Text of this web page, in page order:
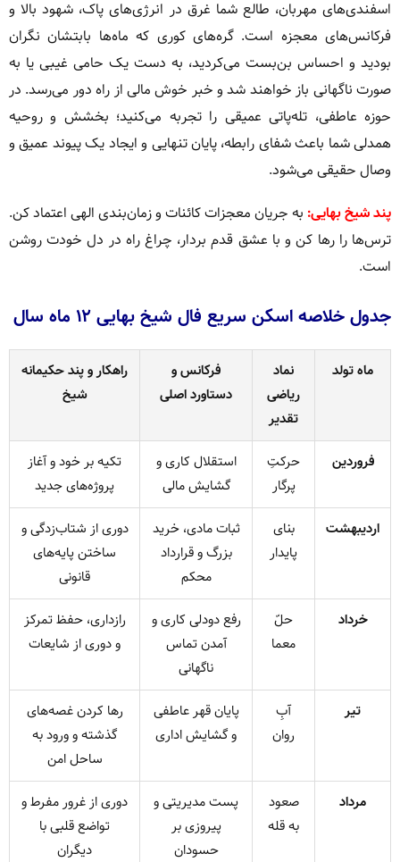
اسفند‌ی‌های مهربان، طالع شما غرق در انرژی‌های پاک، شهود بالا و
فرکانس‌های معجزه است. گره‌های کوری که ماه‌ها بابتشان نگران
بودید و احساس بن‌بست می‌کردید، به دست یک حامی غیبی یا به
صورت ناگهانی باز خواهند شد و خبر خوش مالی از راه دور می‌رسد. در
حوزه عاطفی، تله‌پاتی عمیقی را تجربه می‌کنید؛ بخشش و روحیه
همدلی شما باعث شفای رابطه، پایان تنهایی و ایجاد یک پیوند عمیق و
وصال حقیقی می‌شود.
پند شیخ بهایی: به جریان معجزات کائنات و زمان‌بندی الهی اعتماد کن.
ترس‌ها را رها کن و با عشق قدم بردار، چراغ راه در دل خودت روشن
است.
جدول خلاصه اسکن سریع فال شیخ بهایی ۱۲ ماه سال
ماه تولد
نماد
ریاضی
تقدیر
فرکانس و
دستاورد اصلی
راهکار و پند حکیمانه
شیخ
فروردین
حرکتِ
پرگار
استقلال کاری و
گشایش مالی
تکیه بر خود و آغاز
پروژه‌های جدید
اردیبهشت
بنای
پایدار
ثبات مادی، خرید
بزرگ و قرارداد
محکم
دوری از شتاب‌زدگی و
ساختن پایه‌های
قانونی
خرداد
حلّ
معما
رفع دو‌دلی کاری و
آمدن تماس
ناگهانی
رازداری، حفظ تمرکز
و دوری از شایعات
تیر
آبِ
روان
پایان قهر عاطفی
و گشایش اداری
رها کردن غصه‌های
گذشته و ورود به
ساحل امن
مرداد
صعود
به قله
پست مدیریتی و
پیروزی بر
حسودان
دوری از غرور مفرط و
تواضع قلبی با
دیگران